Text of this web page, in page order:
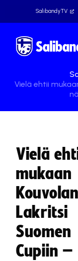
SalibandyTV
Vielä ehtii
Vielä
mukaan
Kouvolan
Lakritsi
Suomen
Cupiin –